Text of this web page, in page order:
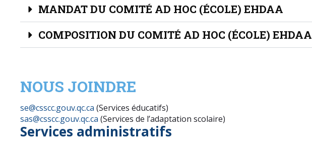
MANDAT DU COMITÉ AD HOC (ÉCOLE) EHDAA
COMPOSITION DU COMITÉ AD HOC (ÉCOLE) EHDAA
NOUS JOINDRE
se@csscc.gouv.qc.ca (Services éducatifs)
sas@csscc.gouv.qc.ca (Services de l’adaptation scolaire)
Services administratifs